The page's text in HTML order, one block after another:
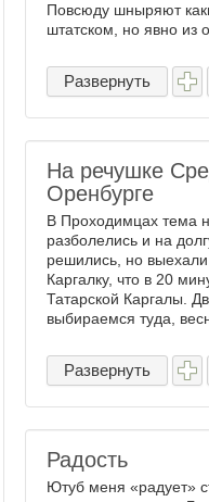
Повсюду шныряют
штатском, но явно из
Развернуть
На речушке
Оренбурге
В Проходимцах тема
разболелись и на
решились, но
Каргалку, что в 20
Татарской Каргалы.
выбираемся туда,
Развернуть
Радость
Ютуб меня «радует»